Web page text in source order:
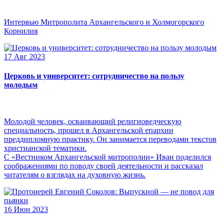
Интервью Митрополита Архангельского и Холмогорского
Корнилия
17 Авг 2023
Церковь и университет: сотрудничество на пользу
молодым
Молодой человек, осваивающий религиоведческую
специальность, прошел в Архангельской епархии
преддипломную практику. Он занимается переводами текстов
христианской тематики.
С «Вестником Архангельской митрополии» Иван поделился
соображениями по поводу своей деятельности и рассказал
читателям о взглядах на духовную жизнь.
16 Июн 2023